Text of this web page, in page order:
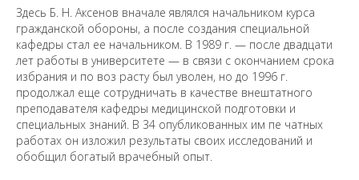
Здесь Б. Н. Аксенов вначале являлся начальником курса
гражданской обороны, а после создания специальной
кафедры стал ее начальником. В 1989 г. — после двадцати
лет работы в университете — в связи с окончанием срока
избрания и по воз расту был уволен, но до 1996 г.
продолжал еще сотрудничать в качестве внештатного
преподавателя кафедры медицинской подготовки и
специальных знаний. В 34 опубликованных им пе чатных
работах он изложил результаты своих исследований и
обобщил богатый врачебный опыт.